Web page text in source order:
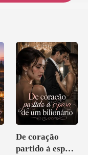
De coração
partido à esposa